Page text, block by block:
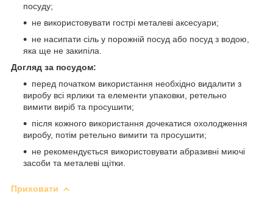
посуду;
не використовувати гострі металеві аксесуари;
не насипати сіль у порожній посуд або посуд з водою,
яка ще не закипіла.
Догляд за посудом:
перед початком використання необхідно видалити з
виробу всі ярлики та елементи упаковки, ретельно
вимити виріб та просушити;
після кожного використання дочекатися охолодження
виробу, потім ретельно вимити та просушити;
не рекомендується використовувати абразивні миючі
засоби та металеві щітки.
Приховати